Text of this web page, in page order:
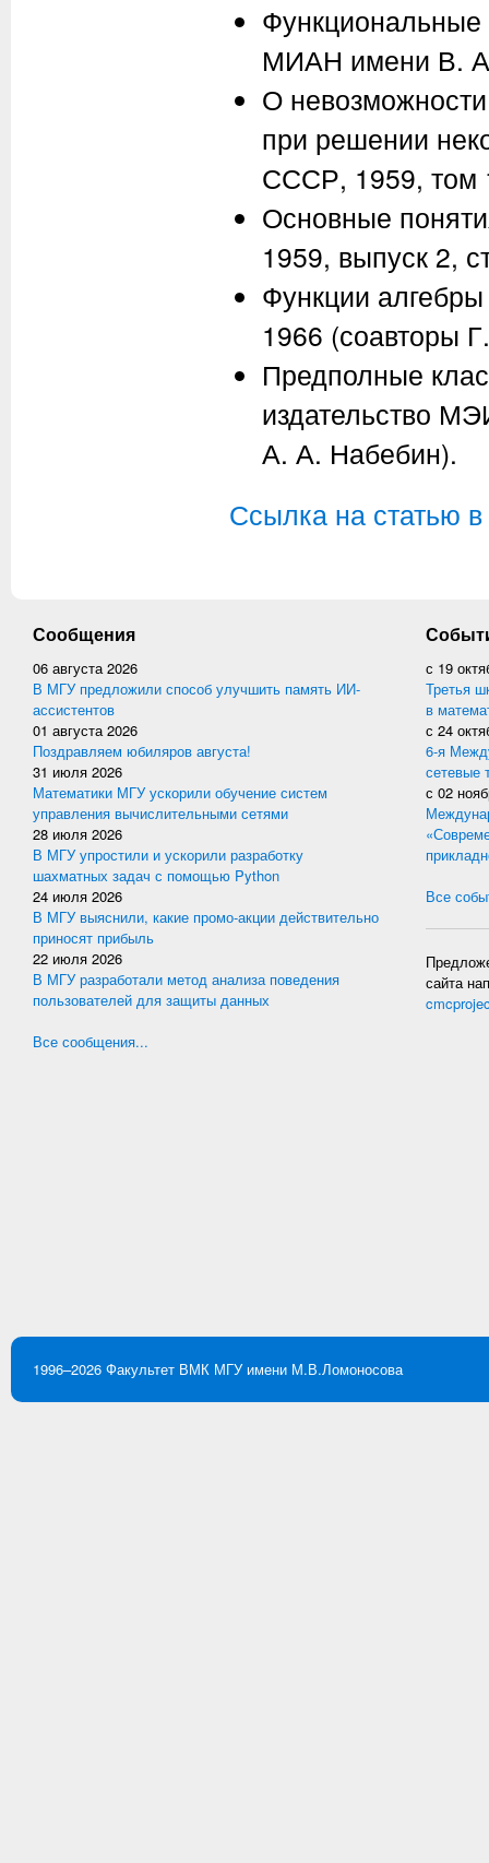
Функциональные
МИАН имени В.
О
при решении
СССР, 1959, том
Основные
1959, выпуск 2,
Функции
1966 (соавторы
Предполные
издательство
А. А. Набебин).
Ссылка на статью
Сообщения
06 августа 2026
В МГУ предложили способ улучшить память ИИ-
ассистентов
01 августа 2026
Поздравляем юбиляров августа!
31 июля 2026
Математики МГУ ускорили обучение систем
управления вычислительными сетями
28 июля 2026
В МГУ упростили и ускорили разработку
шахматных задач с помощью Python
24 июля 2026
В МГУ выяснили, какие промо-акции действительно
приносят прибыль
22 июля 2026
В МГУ разработали метод анализа поведения
пользователей для защиты данных
Все сообщения...
с 19
Третья
в
с 24
6-я
сетевые
с 02
Все
сайта
1996–2026 Факультет ВМК МГУ имени М.В.Ломоносова